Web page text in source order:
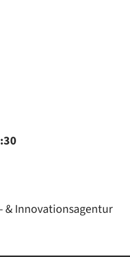
& Innovationsagentur